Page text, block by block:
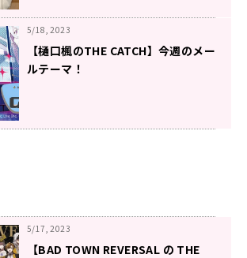
5/18, 2023
【樋口楓のTHE CATCH】今週のメー
ルテーマ！
5/17, 2023
【BAD TOWN REVERSAL の THE